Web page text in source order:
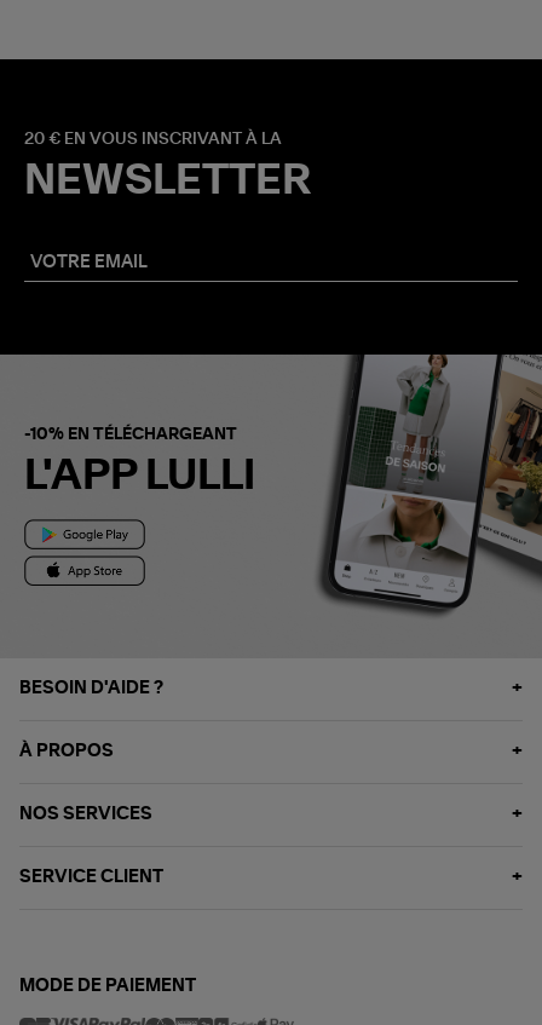
20 € EN VOUS INSCRIVANT À LA
NEWSLETTER
-10% EN TÉLÉCHARGEANT
L'APP LULLI
BESOIN D'AIDE ?
À PROPOS
NOS SERVICES
SERVICE CLIENT
MODE DE PAIEMENT